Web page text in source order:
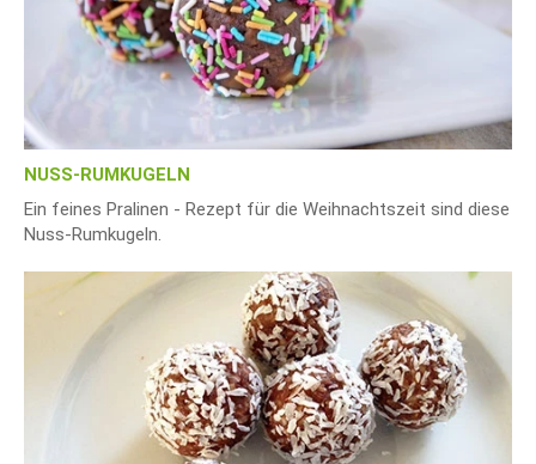
NUSS-RUMKUGELN
Ein feines Pralinen - Rezept für die Weihnachtszeit sind diese
Nuss-Rumkugeln.